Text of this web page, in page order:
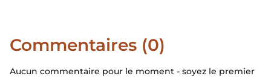
Commentaires (0)
Aucun commentaire pour le moment - soyez le premier